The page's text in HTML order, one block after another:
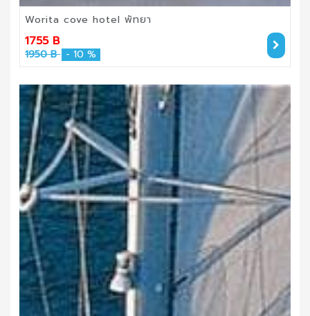
Worita cove hotel พัทยา
1755 B
1950 B - 10 %